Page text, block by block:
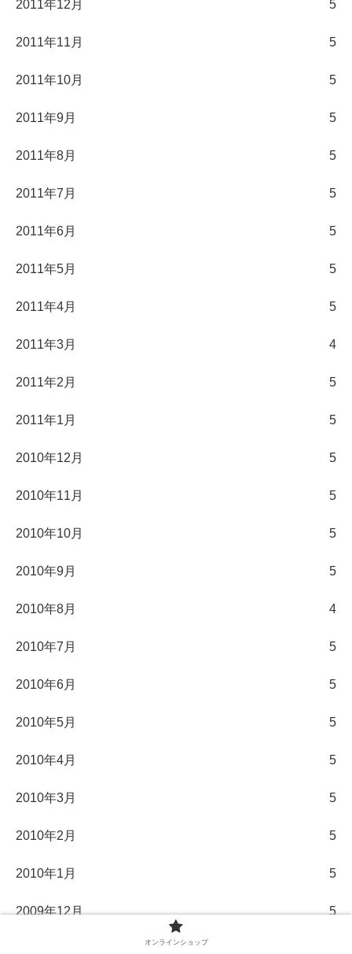
2011年12月 5
2011年11月 5
2011年10月 5
2011年9月 5
2011年8月 5
2011年7月 5
2011年6月 5
2011年5月 5
2011年4月 5
2011年3月 4
2011年2月 5
2011年1月 5
2010年12月 5
2010年11月 5
2010年10月 5
2010年9月 5
2010年8月 4
2010年7月 5
2010年6月 5
2010年5月 5
2010年4月 5
2010年3月 5
2010年2月 5
2010年1月 5
2009年12月 5
オンラインショップ